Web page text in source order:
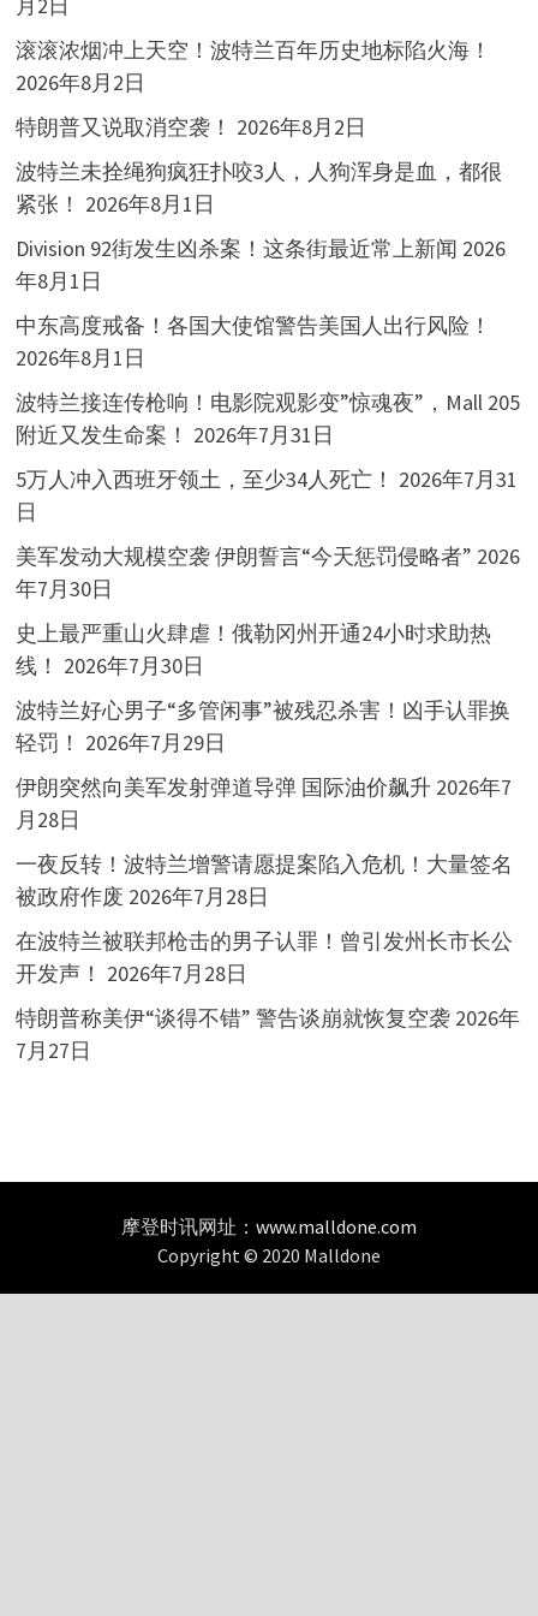
滚滚浓烟冲上天空！波特兰百年历史地标陷火海！
2026年8月2日
特朗普又说取消空袭！ 2026年8月2日
波特兰未拴绳狗疯狂扑咬3人，人狗浑身是血，都很
紧张！ 2026年8月1日
Division 92街发生凶杀案！这条街最近常上新闻 2026
年8月1日
中东高度戒备！各国大使馆警告美国人出行风险！
2026年8月1日
波特兰接连传枪响！电影院观影变”惊魂夜”，Mall 205
附近又发生命案！ 2026年7月31日
5万人冲入西班牙领土，至少34人死亡！ 2026年7月31
日
美军发动大规模空袭 伊朗誓言“今天惩罚侵略者” 2026
年7月30日
史上最严重山火肆虐！俄勒冈州开通24小时求助热
线！ 2026年7月30日
波特兰好心男子“多管闲事”被残忍杀害！凶手认罪换
轻罚！ 2026年7月29日
伊朗突然向美军发射弹道导弹 国际油价飙升 2026年7
月28日
一夜反转！波特兰增警请愿提案陷入危机！大量签名
被政府作废 2026年7月28日
在波特兰被联邦枪击的男子认罪！曾引发州长市长公
开发声！ 2026年7月28日
特朗普称美伊“谈得不错” 警告谈崩就恢复空袭 2026年
7月27日
摩登时讯网址： www.malldone.com
Copyright © 2020 Malldone